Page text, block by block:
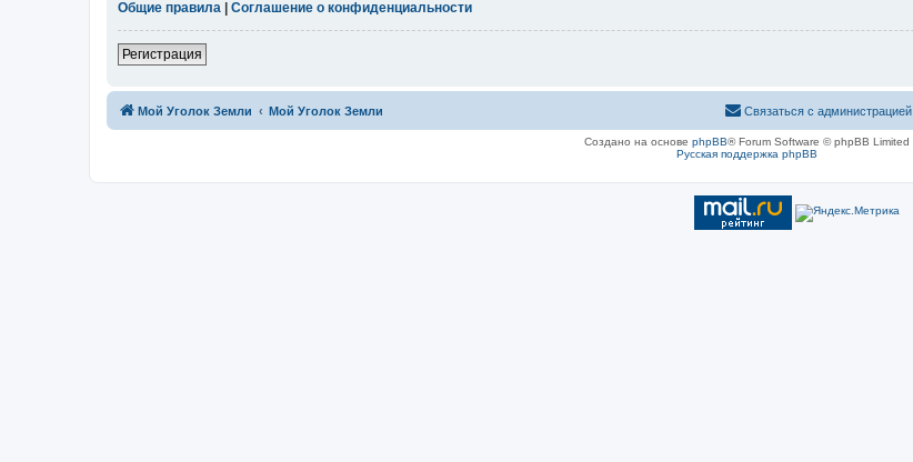
Общие правила
Соглашение о конфиденциальности
Регистрация
Мой Уголок Земли Мой Уголок Земли Связаться с администрацией
Создано на основе phpBB® Forum Software © phpBB Limited
Русская поддержка phpBB